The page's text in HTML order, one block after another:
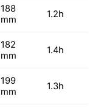
188
mm
1.2h
182
mm
1.4h
199
mm
1.3h